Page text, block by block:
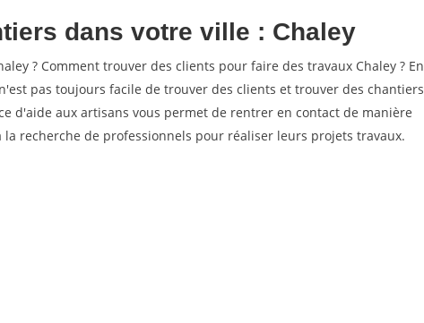
dans votre ville : Chaley
? Comment trouver des clients pour faire des travaux Chaley ? En
pas toujours facile de trouver des clients et trouver des chantiers
d'aide aux artisans vous permet de rentrer en contact de manière
recherche de professionnels pour réaliser leurs projets travaux.